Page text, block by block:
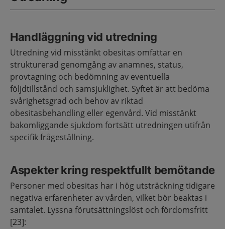
Handläggning vid utredning
Utredning vid misstänkt obesitas omfattar en
strukturerad genomgång av anamnes, status,
provtagning och bedömning av eventuella
följdtillstånd och samsjuklighet. Syftet är att bedöma
svårighetsgrad och behov av riktad
obesitasbehandling eller egenvård. Vid misstänkt
bakomliggande sjukdom fortsätt utredningen utifrån
specifik frågeställning.
Aspekter kring respektfullt bemötande
Personer med obesitas har i hög utsträckning tidigare
negativa erfarenheter av vården, vilket bör beaktas i
samtalet. Lyssna förutsättningslöst och fördomsfritt
[23]: